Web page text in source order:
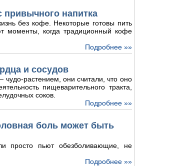
напитка
без кофе. Некоторые готовы пить
моменты, когда традиционный кофе
Подробнее »»
и сосудов
растением, они считали, что оно
пищеварительного тракта,
соков.
Подробнее »»
боль может быть
просто пьют обезболивающие, не
Подробнее »»